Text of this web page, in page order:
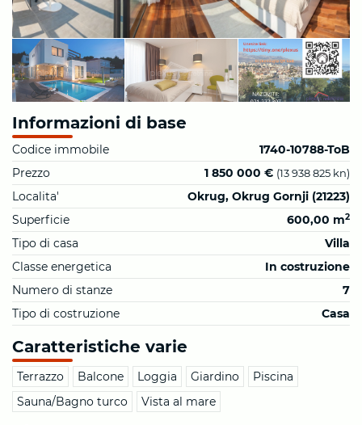
Informazioni di base
Codice immobile
1740-10788-ToB
Prezzo
1 850 000 € (13 938 825 kn)
Localita'
Okrug, Okrug Gornji (21223)
Superficie
600,00 m2
Tipo di casa
Villa
Classe energetica
In costruzione
Numero di stanze
7
Tipo di costruzione
Casa
Caratteristiche varie
Terrazzo Balcone Loggia Giardino
Piscina
Sauna/Bagno turco
Vista al mare